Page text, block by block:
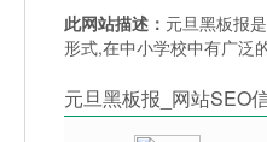
此网站描述： 元旦黑板报
形式,在中小学校中有广泛
元旦黑板报_网站SEO